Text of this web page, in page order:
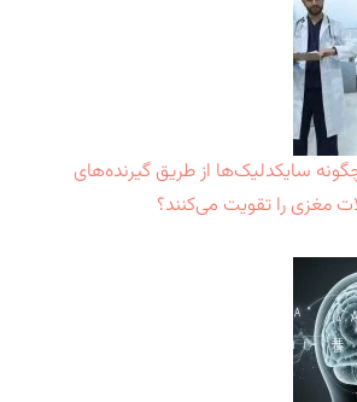
سایکدلیک‌ها از طریق گیرنده‌های
مغزی را تقویت می‌کنند؟